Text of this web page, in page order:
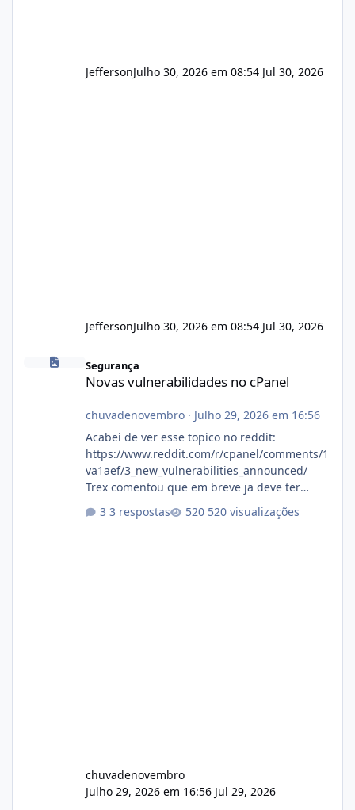
JeffersonJulho 30, 2026 em 08:54 Jul 30, 2026
JeffersonJulho 30, 2026 em 08:54 Jul 30, 2026
Segurança
Novas vulnerabilidades no cPanel
chuvadenovembro· Julho 29, 2026 em 16:56
Acabei de ver esse topico no reddit:
https://www.reddit.com/r/cpanel/comments/1
va1aef/3_new_vulnerabilities_announced/
Trex comentou que em breve ja deve ter
3 respostas 520 visualizações
chuvadenovembro
Julho 29, 2026 em 16:56 Jul 29, 2026